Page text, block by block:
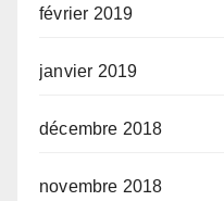
février 2019
janvier 2019
décembre 2018
novembre 2018